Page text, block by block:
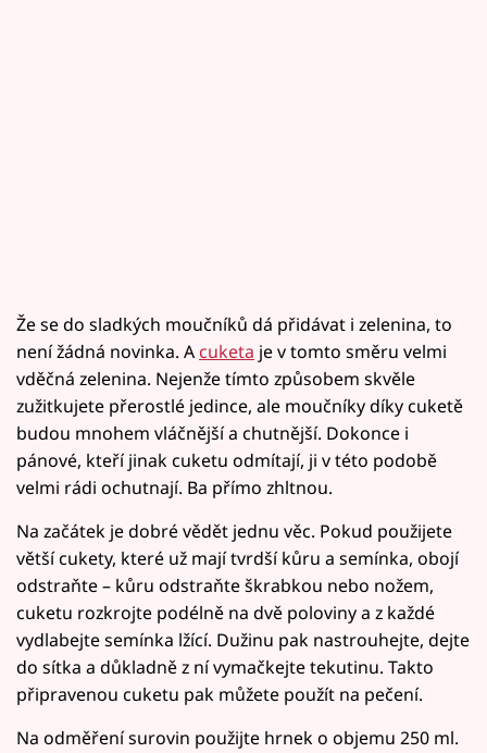
Že se do sladkých moučníků dá přidávat i zelenina, to
není žádná novinka. A cuketa je v tomto směru velmi
vděčná zelenina. Nejenže tímto způsobem skvěle
zužitkujete přerostlé jedince, ale moučníky díky cuketě
budou mnohem vláčnější a chutnější. Dokonce i
pánové, kteří jinak cuketu odmítají, ji v této podobě
velmi rádi ochutnají. Ba přímo zhltnou.
Na začátek je dobré vědět jednu věc. Pokud použijete
větší cukety, které už mají tvrdší kůru a semínka, obojí
odstraňte – kůru odstraňte škrabkou nebo nožem,
cuketu rozkrojte podélně na dvě poloviny a z každé
vydlabejte semínka lžící. Dužinu pak nastrouhejte, dejte
do sítka a důkladně z ní vymačkejte tekutinu. Takto
připravenou cuketu pak můžete použít na pečení.
Na odměření surovin použijte hrnek o objemu 250 ml.